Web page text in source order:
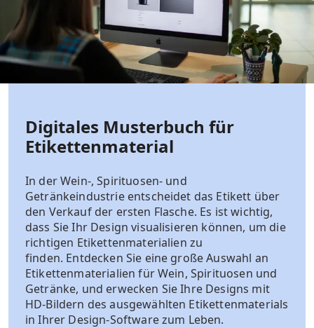
Digitales Musterbuch für
Etikettenmaterial
In der Wein-, Spirituosen- und
Getränkeindustrie entscheidet das Etikett über
den Verkauf der ersten Flasche. Es ist wichtig,
dass Sie Ihr Design visualisieren können, um die
richtigen Etikettenmaterialien zu
finden. Entdecken Sie eine große Auswahl an
Etikettenmaterialien für Wein, Spirituosen und
Getränke, und erwecken Sie Ihre Designs mit
HD-Bildern des ausgewählten Etikettenmaterials
in Ihrer Design-Software zum Leben.